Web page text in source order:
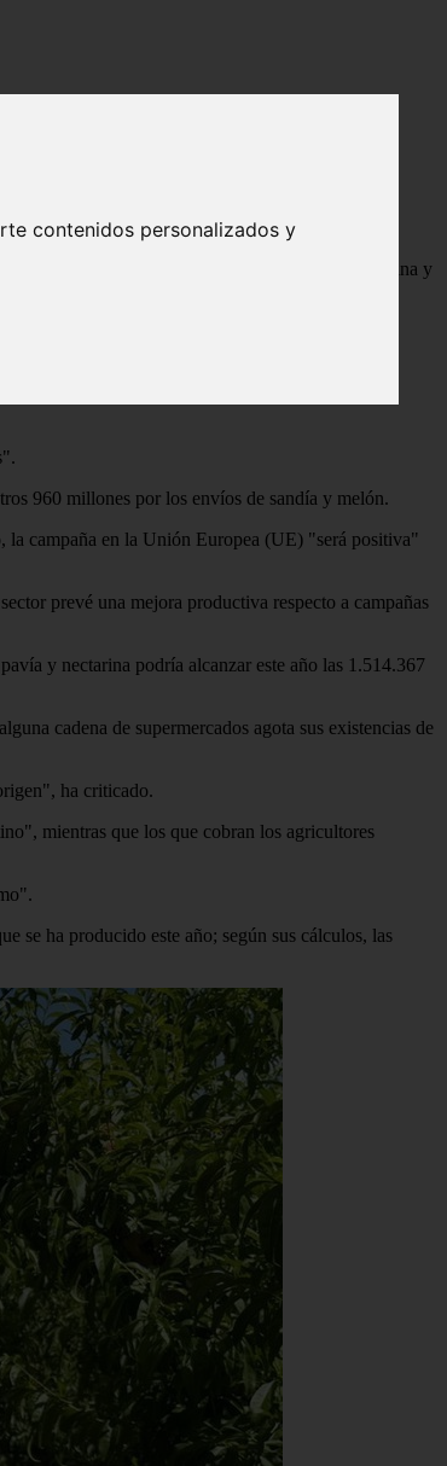
contenidos personalizados y
de hueso como el melocotón, albaricoque, nectarina y
de fruta de hueso, sandía y melón de las
graves de carácter general "salvo algunos
960 millones por los envíos de sandía y melón.
la campaña en la Unión Europea (UE) "será positiva"
prevé una mejora productiva respecto a campañas
y nectarina podría alcanzar este año las 1.514.367
cadena de supermercados agota sus existencias de
ha criticado.
mientras que los que cobran los agricultores
se ha producido este año; según sus cálculos, las